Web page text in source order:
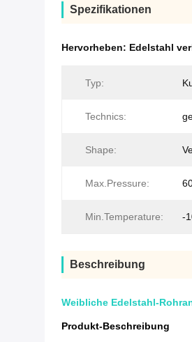
Spezifikationen
Hervorheben: Edelstahl
Typ:
Technics:
Shape:
Max.Pressure:
Min.Temperature: -
Beschreibung
Weibliche Edelstahl-
Produkt-Beschreibung